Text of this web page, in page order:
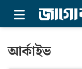
×
আর্কাইভ